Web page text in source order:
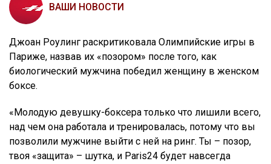
ВАШИ НОВОСТИ
Джоан Роулинг раскритиковала Олимпийские игры в
Париже, назвав их «позором» после того, как
биологический мужчина победил женщину в женском
боксе.
«Молодую девушку-боксера только что лишили всего,
над чем она работала и тренировалась, потому что вы
позволили мужчине выйти с ней на ринг. Ты – позор,
твоя «защита» – шутка, и Paris24 будет навсегда